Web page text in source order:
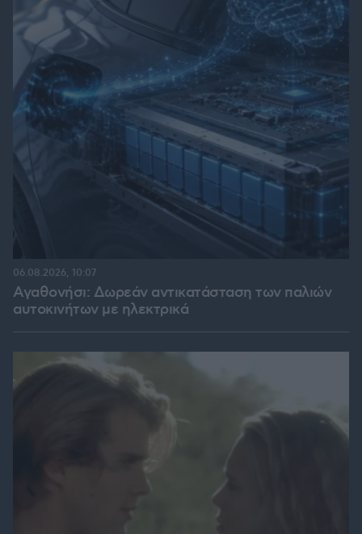
Αγαθονήσι: Δωρεάν αντικατάσταση των παλιών
αυτοκινήτων με ηλεκτρικά
06.08.2026, 10:07